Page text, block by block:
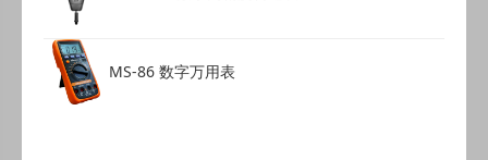
MS-86 数字万用表